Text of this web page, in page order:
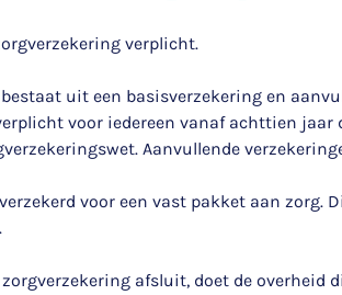
verplicht.
uit een basisverzekering en
voor iedereen vanaf achttien jaar
Aanvullende
voor een vast pakket aan zorg.
afsluit, doet de overheid